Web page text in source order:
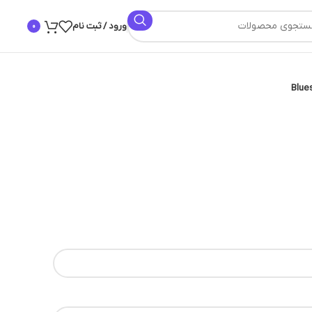
ورود / ثبت نام 0